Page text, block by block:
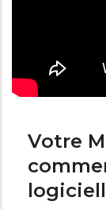
Votre